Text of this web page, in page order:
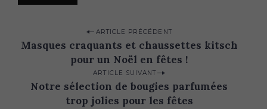
o
ARTICLE PRÉCÉDENT
Masques craquants et chaussettes kitsch
pour un Noël en fêtes !
ARTICLE SUIVANT
Notre sélection de bougies parfumées
trop jolies pour les fêtes